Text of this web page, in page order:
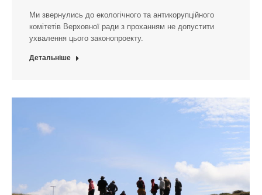
Ми звернулись до екологічного та антикорупційного
комітетів Верховної ради з проханням не допустити
ухвалення цього законопроекту.
Детальніше